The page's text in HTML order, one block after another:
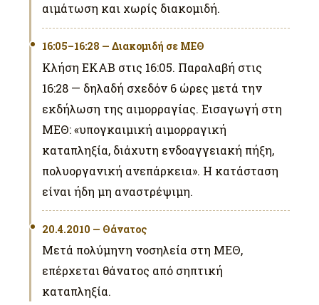
αιμάτωση και χωρίς διακομιδή.
16:05–16:28 — Διακομιδή σε ΜΕΘ
Κλήση ΕΚΑΒ στις 16:05. Παραλαβή στις
16:28 — δηλαδή σχεδόν 6 ώρες μετά την
εκδήλωση της αιμορραγίας. Εισαγωγή στη
ΜΕΘ: «υπογκαιμική αιμορραγική
καταπληξία, διάχυτη ενδοαγγειακή πήξη,
πολυοργανική ανεπάρκεια». Η κατάσταση
είναι ήδη μη αναστρέψιμη.
20.4.2010 — Θάνατος
Μετά πολύμηνη νοσηλεία στη ΜΕΘ,
επέρχεται θάνατος από σηπτική
καταπληξία.